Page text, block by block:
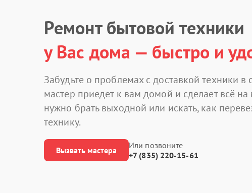
Ремонт бытовой техники
у Вас дома — быстро и
Забудьте о проблемах с доставкой техники в
мастер приедет к вам домой и сделает всё
нужно брать выходной или искать, как
технику.
Вызвать мастера
Или позвоните
+7 (835) 220-15-61